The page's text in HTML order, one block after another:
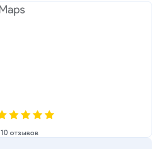
количество звезд:
отзывов